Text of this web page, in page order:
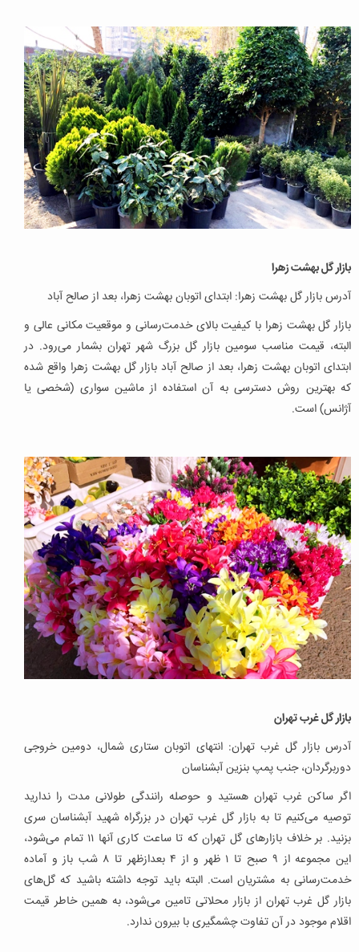
بازار گل بهشت زهرا
آدرس بازار گل بهشت زهرا: ابتدای اتوبان بهشت زهرا، بعد از صالح آباد
بازار گل بهشت زهرا با کیفیت بالای خدمت‌رسانی و موقعیت مکانی عالی و
البته، قیمت مناسب سومین بازار گل بزرگ شهر تهران بشمار می‌رود. در
ابتدای اتوبان بهشت زهرا، بعد از صالح آباد بازار گل بهشت زهرا واقع شده
که بهترین روش دسترسی به آن استفاده از ماشین سواری (شخصی یا
آژانس) است.
بازار گل غرب تهران
آدرس بازار گل غرب تهران: انتهای اتوبان ستاری شمال، دومین خروجی
دوربرگردان، جنب پمپ بنزین آبشناسان
اگر ساکن غرب تهران هستید و حوصله رانندگی طولانی مدت را ندارید
توصیه می‌کنیم تا به بازار گل غرب تهران در بزرگراه شهید آبشناسان سری
بزنید. بر خلاف بازارهای گل تهران که تا ساعت کاری آنها ۱۱ تمام می‌شود،
این مجموعه از ۹ صبح تا ۱ ظهر و از ۴ بعدازظهر تا ۸ شب باز و آماده
خدمت‌رسانی به مشتریان است. البته باید توجه داشته باشید که گل‌های
بازار گل غرب تهران از بازار محلاتی تامین می‌شود، به همین خاطر قیمت
اقلام موجود در آن تفاوت چشمگیری با بیرون ندارد.